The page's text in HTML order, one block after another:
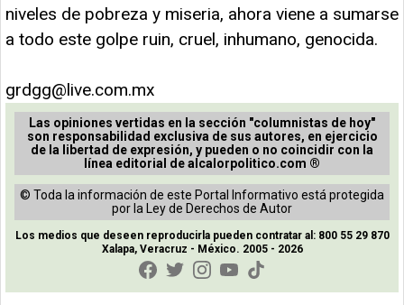
niveles de pobreza y miseria, ahora viene a sumarse
a todo este golpe ruin, cruel, inhumano, genocida.
grdgg@live.com.mx
Las opiniones vertidas en la sección "columnistas de hoy"
son responsabilidad exclusiva de sus autores, en ejercicio
de la libertad de expresión, y pueden o no coincidir con la
línea editorial de alcalorpolitico.com ®
© Toda la información de este Portal Informativo está protegida
por la Ley de Derechos de Autor
Los medios que deseen reproducirla pueden contratar al: 800 55 29 870
Xalapa, Veracruz - México. 2005 - 2026